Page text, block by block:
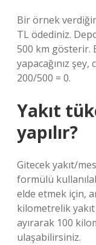
Bir örnek
TL ödediniz.
500 km gösterir.
yapacağınız
200/500 = 0.
Yakıt
yapılır?
Gitecek yakıt/
formülü
elde etmek için,
kilometrelik
ayırarak 100
ulaşabilirsiniz.